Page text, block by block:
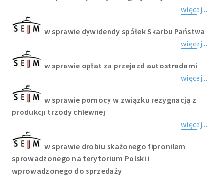
więcej...
w sprawie dywidendy spółek Skarbu Państwa
więcej...
w sprawie opłat za przejazd autostradami
więcej...
w sprawie pomocy w związku rezygnacją z
produkcji trzody chlewnej
więcej...
w sprawie drobiu skażonego fipronilem
sprowadzonego na terytorium Polski i
wprowadzonego do sprzedaży